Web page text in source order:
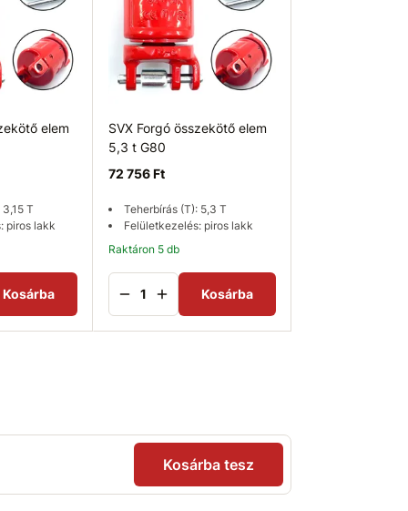
elem
T
piros lakk
Kosárba
SVX Forgó összekötő elem
5,3 t G80
72 756 Ft
Teherbírás (T): 5,3 T
Felületkezelés: piros lakk
Raktáron 5 db
Kosárba
Kosárba tesz